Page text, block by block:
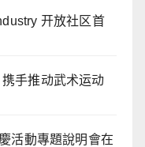
开放社区首
手推动武术运动
活動專題說明會在